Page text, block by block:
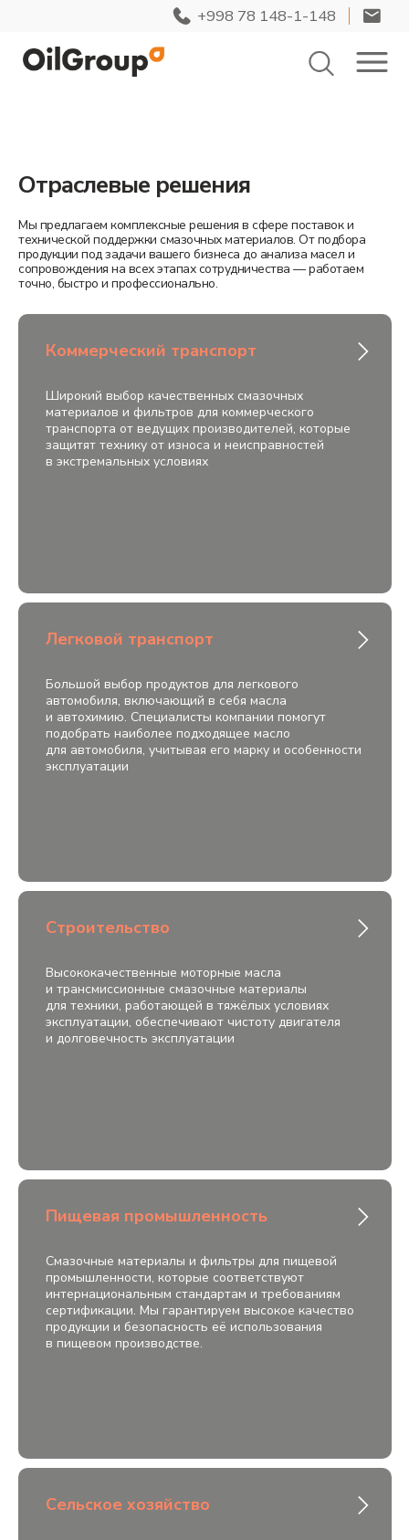
+998 78 148-1-148
Отраслевые решения
Мы предлагаем комплексные решения в сфере поставок и
технической поддержки смазочных материалов. От подбора
продукции под задачи вашего бизнеса до анализа масел и
сопровождения на всех этапах сотрудничества — работаем
точно, быстро и профессионально.
Коммерческий транспорт
Широкий выбор качественных смазочных
материалов и фильтров для коммерческого
транспорта от ведущих производителей, которые
защитят технику от износа и неисправностей
в экстремальных условиях
Легковой транспорт
Большой выбор продуктов для легкового
автомобиля, включающий в себя масла
и автохимию. Специалисты компании помогут
подобрать наиболее подходящее масло
для автомобиля, учитывая его марку и особенности
эксплуатации
Строительство
Высококачественные моторные масла
и трансмиссионные смазочные материалы
для техники, работающей в тяжёлых условиях
эксплуатации, обеспечивают чистоту двигателя
и долговечность эксплуатации
Пищевая промышленность
Смазочные материалы и фильтры для пищевой
промышленности, которые соответствуют
интернациональным стандартам и требованиям
сертификации. Мы гарантируем высокое качество
продукции и безопасность её использования
в пищевом производстве.
Сельское хозяйство